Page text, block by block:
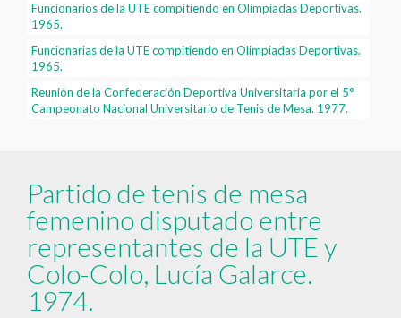
Funcionarios de la UTE compitiendo en Olimpiadas Deportivas.
1965.
Funcionarias de la UTE compitiendo en Olimpiadas Deportivas.
1965.
Reunión de la Confederación Deportiva Universitaria por el 5°
Campeonato Nacional Universitario de Tenis de Mesa. 1977.
Partido de tenis de mesa
femenino disputado entre
representantes de la UTE y
Colo-Colo, Lucía Galarce.
1974.